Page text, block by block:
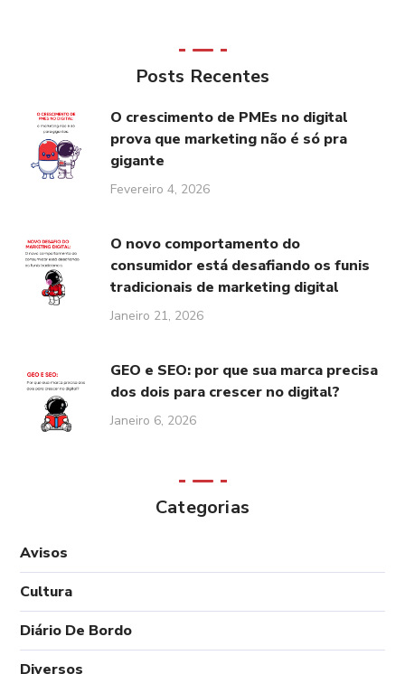
Posts Recentes
O crescimento de PMEs no digital
prova que marketing não é só pra
gigante
Fevereiro 4, 2026
O novo comportamento do
consumidor está desafiando os funis
tradicionais de marketing digital
Janeiro 21, 2026
GEO e SEO: por que sua marca precisa
dos dois para crescer no digital?
Janeiro 6, 2026
Categorias
Avisos
Cultura
Diário De Bordo
Diversos